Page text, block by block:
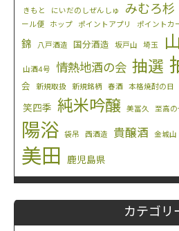
きもと にいだのしぜんしゅ みむろ杉
ール便
ホップ ポイントアプリ ポイントカ
錦
八戸酒造 国分酒造 坂戸山 埼玉
山酒4号 情熱地酒の会 抽選
会
新規取扱 新規銘柄 春酒 本格焼酎の日
笑四季 純米吟醸 美冨久 至高
陽浴
袋吊 西酒造 貴醸酒 金城山
美田
鹿児島県
カテゴリ